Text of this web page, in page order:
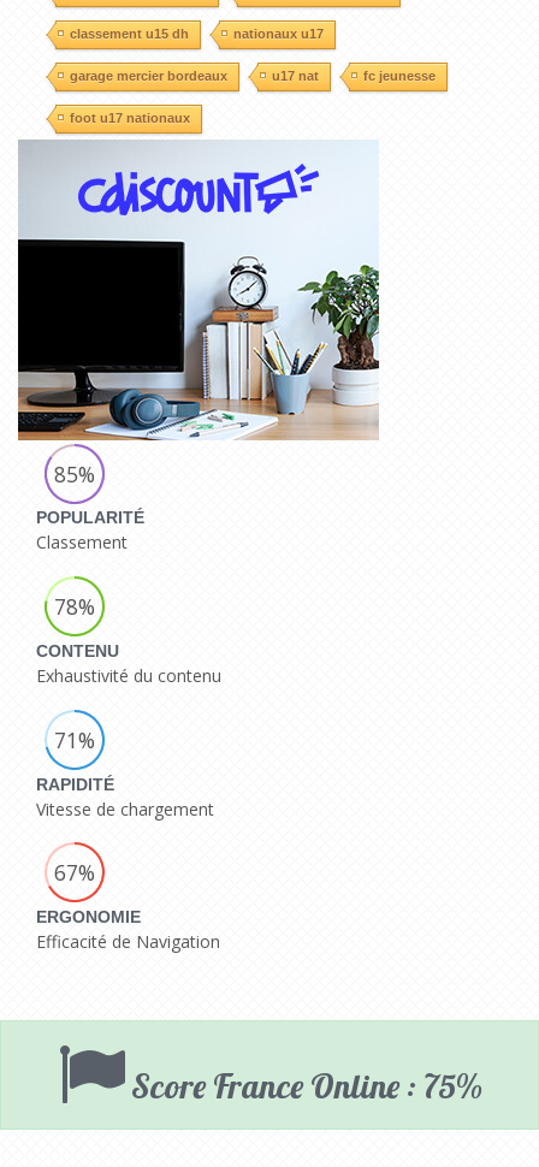
classement u15 dh nationaux u17
garage mercier bordeaux u17 nat fc jeunesse
foot u17 nationaux
85%
POPULARITÉ
Classement
78%
CONTENU
Exhaustivité du contenu
71%
RAPIDITÉ
Vitesse de chargement
67%
ERGONOMIE
Efficacité de Navigation
Score France Online : 75%